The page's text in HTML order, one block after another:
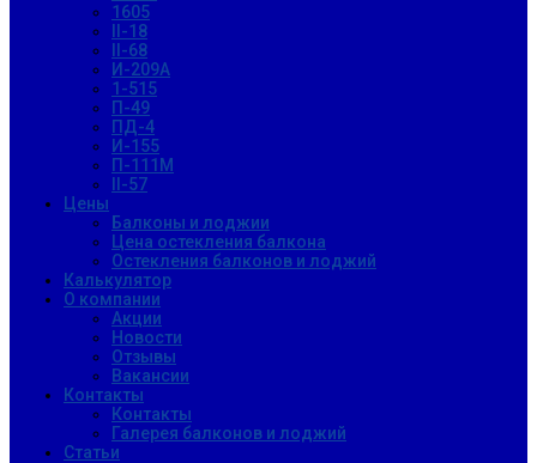
1605
II-18
II-68
И-209А
1-515
П-49
ПД-4
И-155
П-111М
II-57
Цены
Балконы и лоджии
Цена остекления балкона
Остекления балконов и лоджий
Калькулятор
О компании
Акции
Новости
Отзывы
Вакансии
Контакты
Контакты
Галерея балконов и лоджий
Статьи